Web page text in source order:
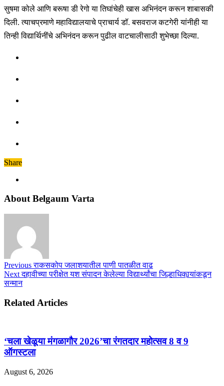
सुषमा कोले आणि बरूषा डी रेगो या तिघांचेही खास अभिनंदन करून शाबासकी
दिली. त्याचप्रमाणे महाविद्यालयाचे प्राचार्य डॉ. बसवराज कटगेरी यांनीही या
तिन्ही विद्यार्थिनींचे अभिनंदन करून पुढील वाटचालीसाठी शुभेच्छा दिल्या.
Share
About Belgaum Varta
Previousराकसकोप जलाशयातील पाणी पातळीत वाढ
Nextदहावीच्या परीक्षेत यश संपादन केलेल्या विद्यार्थ्यांचा जिल्हाधिकार्‍यांकडून
सन्मान
Related Articles
‘चला खेळूया मंगळागौर 2026’चा रंगतदार महोत्सव 8 व 9
ऑगस्टला
August 6, 2026